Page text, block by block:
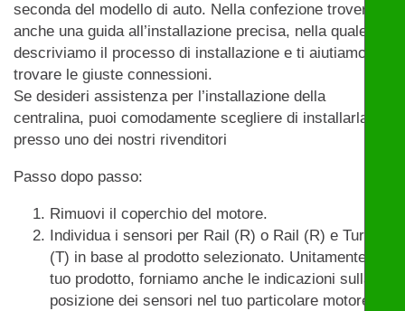
seconda del modello di auto. Nella confezione troverai
anche una guida all’installazione precisa, nella quale
descriviamo il processo di installazione e ti aiutiamo a
trovare le giuste connessioni.
Se desideri assistenza per l’installazione della
centralina, puoi comodamente scegliere di installarla
presso uno dei nostri rivenditori
Passo dopo passo:
Rimuovi il coperchio del motore.
Individua i sensori per Rail (R) o Rail (R) e Turbo
(T) in base al prodotto selezionato. Unitamente al
tuo prodotto, forniamo anche le indicazioni sulla
posizione dei sensori nel tuo particolare motore.